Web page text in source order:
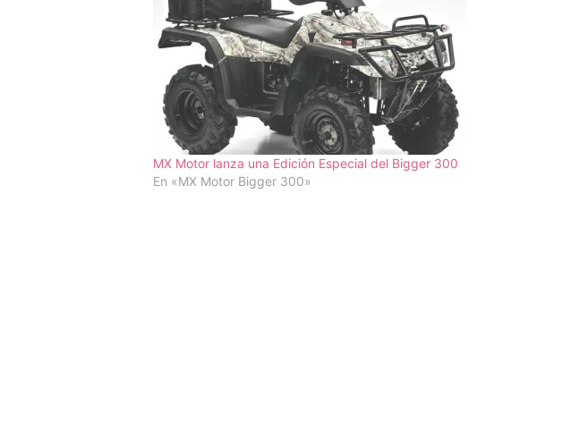
MX Motor lanza una Edición Especial del Bigger 300
En «MX Motor Bigger 300»